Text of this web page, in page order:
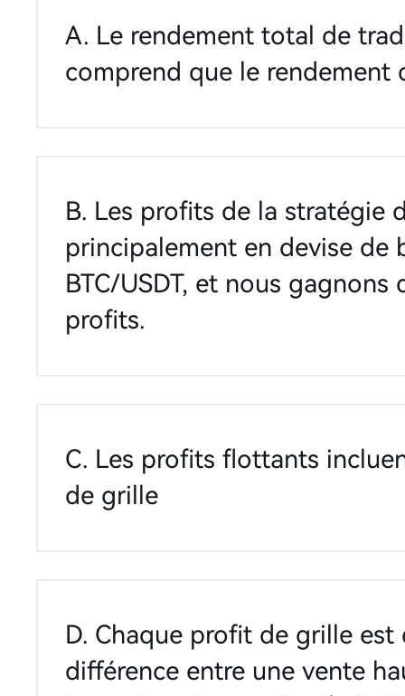
A. Le rendement total de
comprend que le rendement
B. Les profits de la stratégie
principalement en devise de
BTC/USDT, et nous gagnons
profits.
C. Les profits flottants
de grille
D. Chaque profit de grille est
différence entre une vente